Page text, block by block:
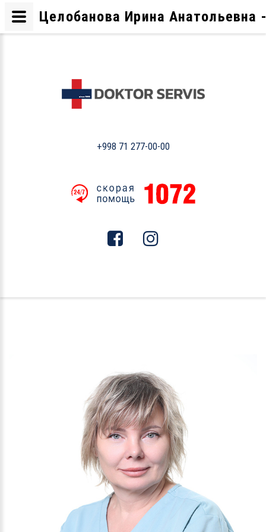
+998 71 277-00-00
Целобанова Ирина Анатольевна